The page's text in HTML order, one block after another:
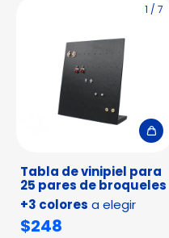
1 / 7
Tabla de vinipiel para
25 pares de broqueles
+3 colores a elegir
$248